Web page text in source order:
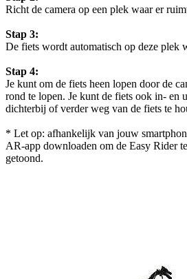
Richt de camera op een plek waar er
Stap 3:
De fiets wordt automatisch op deze plek
Stap 4:
Je kunt om de fiets heen lopen door de
rond te lopen. Je kunt de fiets ook in- en
dichterbij of verder weg van de fiets te
* Let op: afhankelijk van jouw
AR-app downloaden om de Easy Rider
getoond.